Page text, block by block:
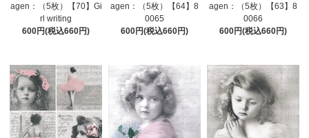
agen：（5枚）【70】Gi
rl writing
600円(税込660円)
agen：（5枚）【64】8
0065
600円(税込660円)
agen：（5枚）【63】8
0066
600円(税込660円)